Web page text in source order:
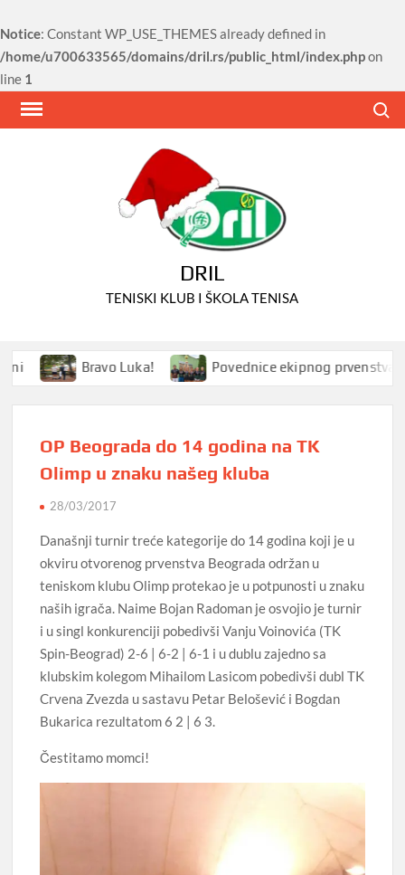
Notice: Constant WP_USE_THEMES already defined in
/home/u700633565/domains/dril.rs/public_html/index.phpon
line 1
Skip
DRIL
TENISKI KLUB I ŠKOLA TENISA
Bravo Luka! Povednice ekipnog prvenstva Srbije
OP Beograda do 14 godina na TK
Olimp u znaku našeg kluba
28/03/2017
Današnji turnir treće kategorije do 14 godina koji je u
okviru otvorenog prvenstva Beograda održan u
teniskom klubu Olimp protekao je u potpunosti u znaku
naših igrača. Naime Bojan Radoman je osvojio je turnir
i u singl konkurenciji pobedivši Vanju Voinovića (TK
Spin-Beograd) 2-6 | 6-2 | 6-1 i u dublu zajedno sa
klubskim kolegom Mihailom Lasicom pobedivši dubl TK
Crvena Zvezda u sastavu Petar Belošević i Bogdan
Bukarica rezultatom 6 2 | 6 3.
Čestitamo momci!